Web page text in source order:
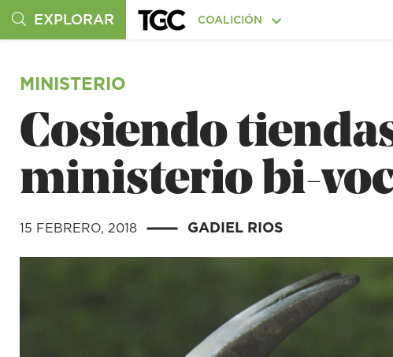
EXPLORAR COALICIÓN
MINISTERIO
Cosiendo
ministerio bi-
15 FEBRERO, 2018 | GADIEL RIOS